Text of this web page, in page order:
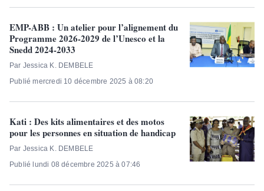
EMP-ABB : Un atelier pour l’alignement du
Programme 2026-2029 de l’Unesco et la
Snedd 2024-2033
Par Jessica K. DEMBELE
Publié mercredi 10 décembre 2025 à 08:20
Kati : Des kits alimentaires et des motos
pour les personnes en situation de handicap
Par Jessica K. DEMBELE
Publié lundi 08 décembre 2025 à 07:46